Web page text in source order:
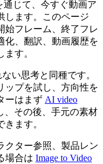
じて、今すぐ動画ア
します。このページ
始フレーム、終了フレ
化、翻訳、動画履歴を
す。
い思考と同種です。
ップを試し、方向性を
ーはまず AI video
その後、手元の素材
ます。
クター参照、製品レン
場合は Image to Video